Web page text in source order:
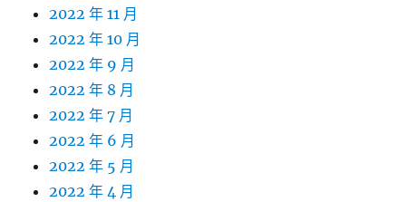
2022 年 11 月
2022 年 10 月
2022 年 9 月
2022 年 8 月
2022 年 7 月
2022 年 6 月
2022 年 5 月
2022 年 4 月